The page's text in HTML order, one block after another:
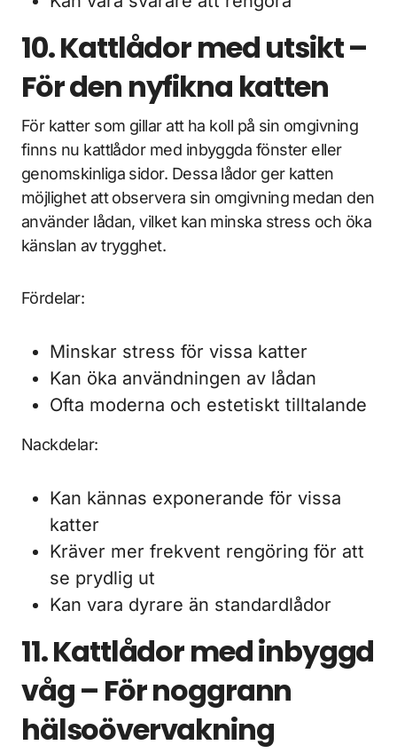
10. Kattlådor med utsikt –
För den nyfikna katten
För katter som gillar att ha koll på sin omgivning
finns nu kattlådor med inbyggda fönster eller
genomskinliga sidor. Dessa lådor ger katten
möjlighet att observera sin omgivning medan den
använder lådan, vilket kan minska stress och öka
känslan av trygghet.
Fördelar:
Minskar stress för vissa katter
Kan öka användningen av lådan
Ofta moderna och estetiskt tilltalande
Nackdelar:
Kan kännas exponerande för vissa
katter
Kräver mer frekvent rengöring för att
se prydlig ut
Kan vara dyrare än standardlådor
11. Kattlådor med inbyggd
våg – För noggrann
hälsoövervakning